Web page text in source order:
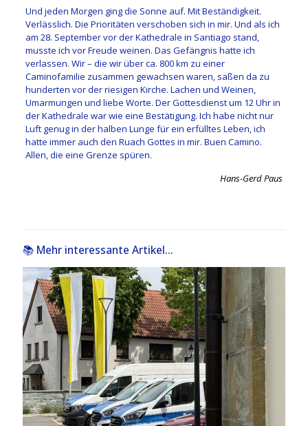
Und jeden Morgen ging die Sonne auf. Mit Beständigkeit.
Verlässlich. Die Prioritäten verschoben sich in mir. Und als ich
am 28. September vor der Kathedrale in Santiago stand,
musste ich vor Freude weinen. Das Gefängnis hatte ich
verlassen. Wir – die wir über ca. 800 km zu einer
Caminofamilie zusammen gewachsen waren, saßen da zu
hunderten vor der riesigen Kirche. Lachen und Weinen,
Umarmungen und liebe Worte. Der Gottesdienst um 12 Uhr in
der Kathedrale war wie eine Bestätigung. Ich habe nicht nur
Luft genug in der halben Lunge für ein erfülltes Leben, ich
hatte immer auch den Ruach Gottes in mir. Buen Camino.
Allen, die eine Grenze spüren.
Hans-Gerd Paus
📚 Mehr interessante Artikel...